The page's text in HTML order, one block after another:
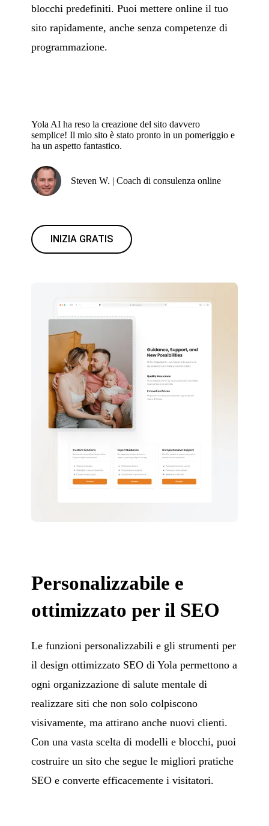
blocchi predefiniti. Puoi mettere online il tuo
sito rapidamente, anche senza competenze di
programmazione.
Yola AI ha reso la creazione del sito davvero
semplice! Il mio sito è stato pronto in un pomeriggio e
ha un aspetto fantastico.
Steven W. | Coach di consulenza online
INIZIA GRATIS
Personalizzabile e
ottimizzato per il SEO
Le funzioni personalizzabili e gli strumenti per
il design ottimizzato SEO di Yola permettono a
ogni organizzazione di salute mentale di
realizzare siti che non solo colpiscono
visivamente, ma attirano anche nuovi clienti.
Con una vasta scelta di modelli e blocchi, puoi
costruire un sito che segue le migliori pratiche
SEO e converte efficacemente i visitatori.